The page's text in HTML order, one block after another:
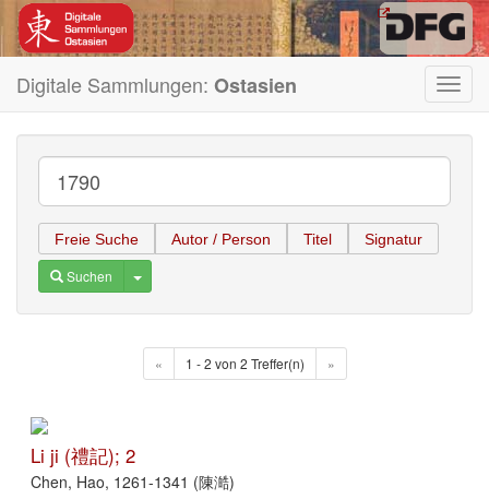
Digitale Sammlungen: Ostasien
Freie Suche Autor / Person Titel Signatur
Suchen Toggle Dropdown
« 1 - 2 von 2 Treffer(n) »
Li ji (禮記); 2
Chen, Hao, 1261-1341 (陳澔)